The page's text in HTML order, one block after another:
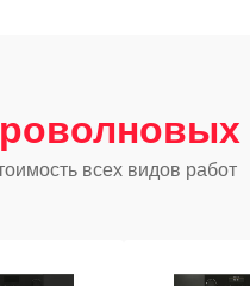
всех видов работ